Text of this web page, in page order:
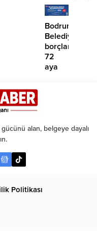
atma
çabamız
yok’
Bodrum
borçlara
72
aya
alan, belgeye dayalı
Politikası